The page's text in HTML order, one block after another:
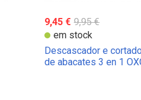
9,45 € 9,95 €
em stock
Descascador e
de abacates 3 en 1